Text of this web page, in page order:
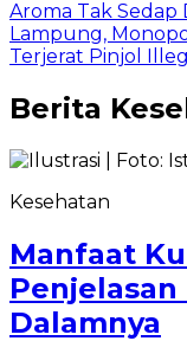
Aroma Tak Sedap
Lampung,
Terjerat Pinjol
Berita
Kesehatan
Manfaat
Dalamnya